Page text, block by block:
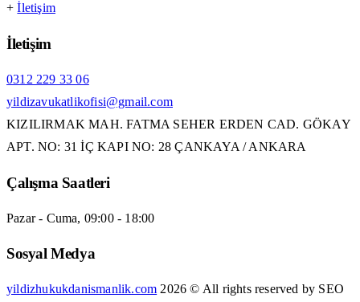
+İletişim
İletişim
0312 229 33 06
yildizavukatlikofisi@gmail.com
KIZILIRMAK MAH. FATMA SEHER ERDEN CAD. GÖKAY
APT. NO: 31 İÇ KAPI NO: 28 ÇANKAYA / ANKARA
Çalışma Saatleri
Pazar - Cuma, 09:00 - 18:00
Sosyal Medya
yildizhukukdanismanlik.com 2026 © All rights reserved by SEO